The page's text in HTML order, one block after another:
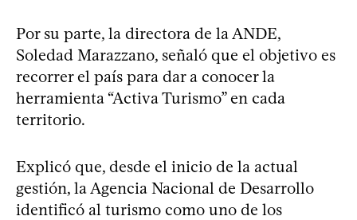
Por su parte, la directora de la ANDE,
Soledad Marazzano, señaló que el objetivo es
recorrer el país para dar a conocer la
herramienta “Activa Turismo” en cada
territorio.
Explicó que, desde el inicio de la actual
gestión, la Agencia Nacional de Desarrollo
identificó al turismo como uno de los